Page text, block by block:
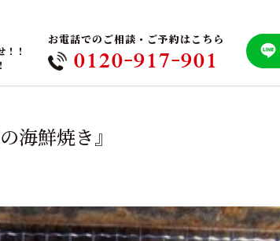
！
お電話でのご相談・ご予約はこちら
0120-917-901
海鮮焼き』